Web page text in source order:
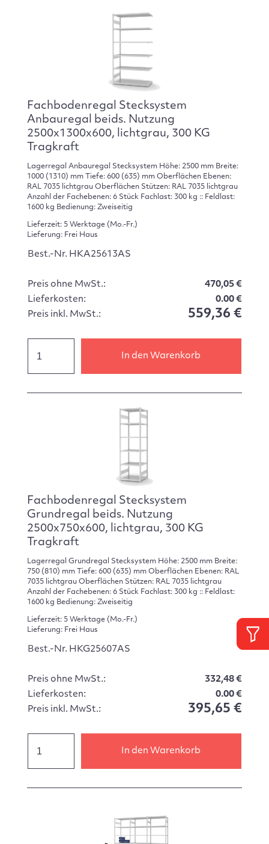
Fachbodenregal Stecksystem
Anbauregal beids. Nutzung
2500x1300x600, lichtgrau, 300 KG
Tragkraft
Lagerregal Anbauregal Stecksystem Höhe: 2500 mm Breite:
1000 (1310) mm Tiefe: 600 (635) mm Oberflächen Ebenen:
RAL 7035 lichtgrau Oberflächen Stützen: RAL 7035 lichtgrau
Anzahl der Fachebenen: 6 Stück Fachlast: 300 kg :: Feldlast:
1600 kg Bedienung: Zweiseitig
Lieferzeit: 5 Werktage (Mo.-Fr.)
Lieferung: Frei Haus
Best.-Nr. HKA25613AS
Preis ohne MwSt.:
470,05 €
Lieferkosten:
0.00 €
Preis inkl. MwSt.:
559,36 €
In den Warenkorb
Fachbodenregal Stecksystem
Grundregal beids. Nutzung
2500x750x600, lichtgrau, 300 KG
Tragkraft
Lagerregal Grundregal Stecksystem Höhe: 2500 mm Breite:
750 (810) mm Tiefe: 600 (635) mm Oberflächen Ebenen: RAL
7035 lichtgrau Oberflächen Stützen: RAL 7035 lichtgrau
Anzahl der Fachebenen: 6 Stück Fachlast: 300 kg :: Feldlast:
1600 kg Bedienung: Zweiseitig
Lieferzeit: 5 Werktage (Mo.-Fr.)
Lieferung: Frei Haus
Best.-Nr. HKG25607AS
Preis ohne MwSt.:
332,48 €
Lieferkosten:
0.00 €
Preis inkl. MwSt.:
395,65 €
In den Warenkorb